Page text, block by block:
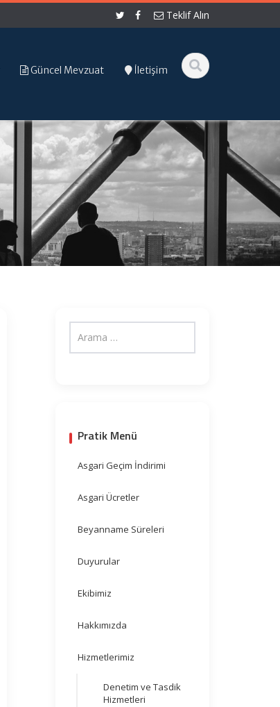
Teklif Alın
Güncel Mevzuat İletişim
Pratik Menü
Asgari Geçim İndirimi
Asgari Ücretler
Beyanname Süreleri
Duyurular
Ekibimiz
Hakkımızda
Hizmetlerimiz
Denetim ve Tasdik
Hizmetleri